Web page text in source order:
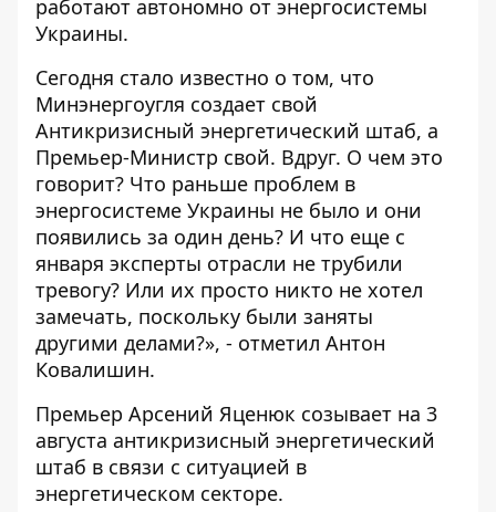
работают автономно от энергосистемы
Украины.
Сегодня стало известно о том, что
Минэнергоугля создает свой
Антикризисный энергетический штаб, а
Премьер-Министр свой. Вдруг. О чем это
говорит? Что раньше проблем в
энергосистеме Украины не было и они
появились за один день? И что еще с
января эксперты отрасли не трубили
тревогу? Или их просто никто не хотел
замечать, поскольку были заняты
другими делами?», - отметил Антон
Ковалишин.
Премьер Арсений Яценюк созывает на 3
августа антикризисный энергетический
штаб в связи с ситуацией в
энергетическом секторе.